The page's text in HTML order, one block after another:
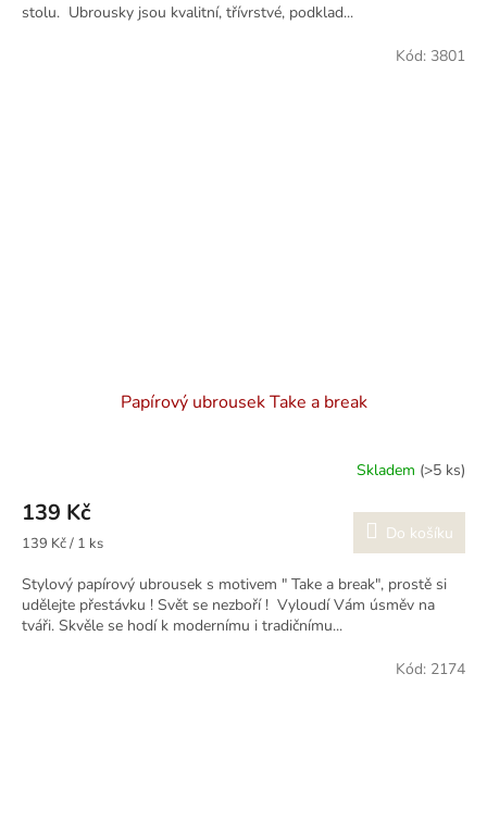
stolu. Ubrousky jsou kvalitní, třívrstvé, podklad...
Papírový ubrousek Take a break
Skladem (>5 ks)
139 Kč
Měrná
139 Kč / 1 ks Do košíku
Stylový papírový ubrousek s motivem " Take a break", prostě si
udělejte přestávku ! Svět se nezboří ! Vyloudí Vám úsměv na
tváři. Skvěle se hodí k modernímu i tradičnímu...
Kód: 3801
Kód: 2174